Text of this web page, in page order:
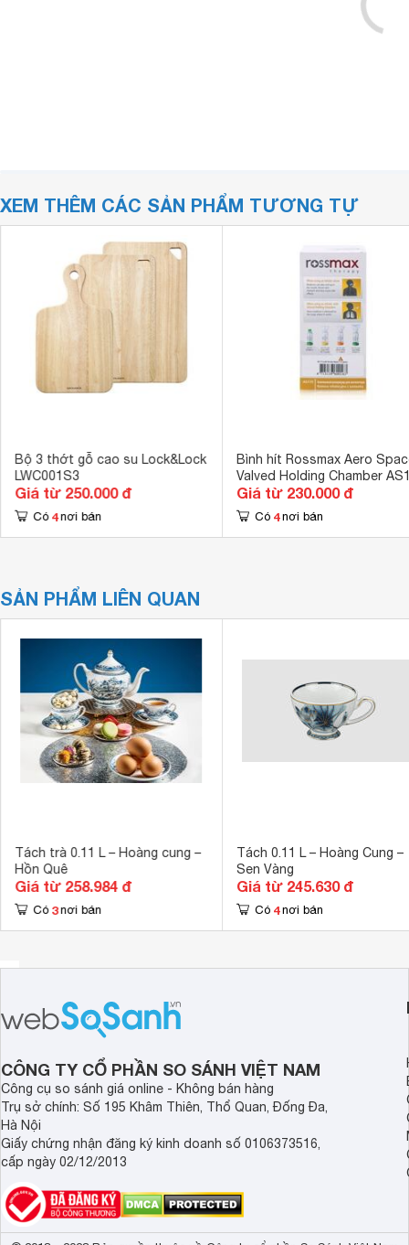
XEM THÊM CÁC SẢN PHẨM TƯƠNG TỰ
Bộ 3 thớt gỗ cao su Lock&Lock
LWC001S3
Giá từ 250.000 đ
Có 4 nơi bán
Bình hít Rossmax Aero
Valved Holding Chamber
Giá từ 230.000 đ
Có 4 nơi bán
SẢN PHẨM LIÊN QUAN
Tách trà 0.11 L – Hoàng cung –
Hồn Quê
Giá từ 258.984 đ
Có 3 nơi bán
Tách 0.11 L – Hoàng Cung –
Sen Vàng
Giá từ 245.630 đ
Có 4 nơi bán
CÔNG TY CỔ PHẦN SO SÁNH VIỆT NAM
Công cụ so sánh giá online - Không bán hàng
Trụ sở chính: Số 195 Khâm Thiên, Thổ Quan, Đống Đa,
Hà Nội
Giấy chứng nhận đăng ký kinh doanh số 0106373516,
cấp ngày 02/12/2013